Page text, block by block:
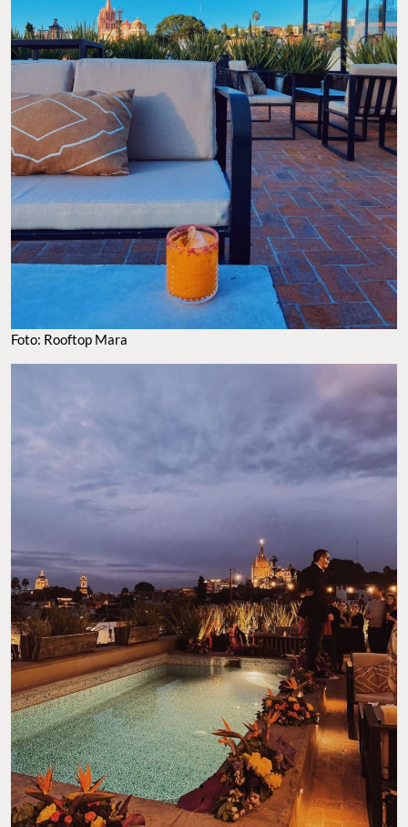
FOTO: ROOFTOP MARA
BEKEB
Si eres fanáticx de los destilados y lacoctelería contemporánea,
Bekeb es una parada innegociable en tu visita a San Miguel de
Allende, pues comparte la maestría artesanal de la mixóloga
Fabiola Padillacon los panoramas más lindos de la ciudad,
incluyendo una vista privilegiada del Templo de San Francisco de
Asís. Su carta de bebidas es unainterpretación de la botánica
mexicana, con creaciones elaboradas a partir de raíces y plantas
tradicionales. Padilla ha sido reconocida y premiada por distintas
publicaciones internacionales, incluyendo una mención en la lista
de descubrimientos de 50 Best.
DIRECCIÓN: MESONES 14, ZONA CENTRO, SAN
MIGUEL DE ALLENDE.